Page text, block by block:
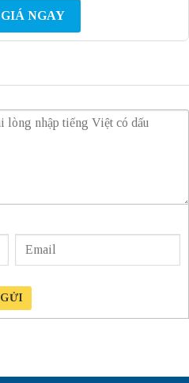
NGAY
GỬI